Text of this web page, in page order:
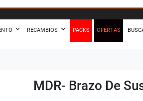
RECAMBIOS PACKS OFERTAS
MDR- Brazo De